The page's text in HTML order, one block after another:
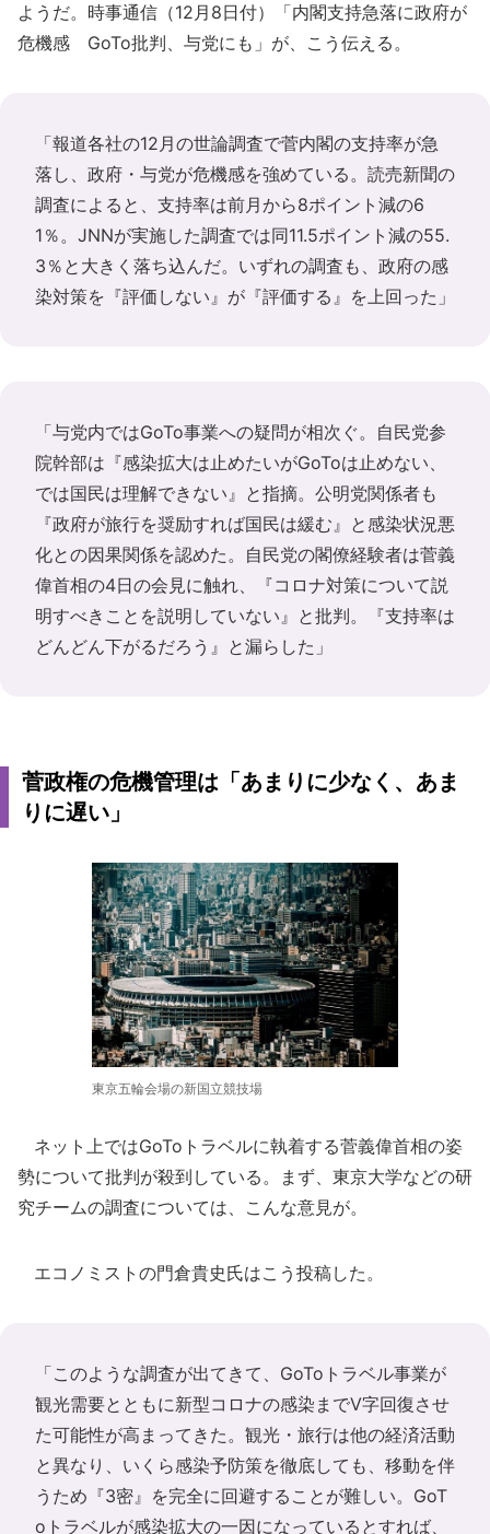
ようだ。時事通信（12月8日付）「内閣支持急落に政府が
危機感 GoTo批判、与党にも」が、こう伝える。
「報道各社の12月の世論調査で菅内閣の支持率が急
落し、政府・与党が危機感を強めている。読売新聞の
調査によると、支持率は前月から8ポイント減の6
1％。JNNが実施した調査では同11.5ポイント減の55.
3％と大きく落ち込んだ。いずれの調査も、政府の感
染対策を『評価しない』が『評価する』を上回った」
「与党内ではGoTo事業への疑問が相次ぐ。自民党参
院幹部は『感染拡大は止めたいがGoToは止めない、
では国民は理解できない』と指摘。公明党関係者も
『政府が旅行を奨励すれば国民は緩む』と感染状況悪
化との因果関係を認めた。自民党の閣僚経験者は菅義
偉首相の4日の会見に触れ、『コロナ対策について説
明すべきことを説明していない』と批判。『支持率は
どんどん下がるだろう』と漏らした」
菅政権の危機管理は「あまりに少なく、あま
りに遅い」
東京五輪会場の新国立競技場
ネット上ではGoToトラベルに執着する菅義偉首相の姿
勢について批判が殺到している。まず、東京大学などの研
究チームの調査については、こんな意見が。
エコノミストの門倉貴史氏はこう投稿した。
「このような調査が出てきて、GoToトラベル事業が
観光需要とともに新型コロナの感染までV字回復させ
た可能性が高まってきた。観光・旅行は他の経済活動
と異なり、いくら感染予防策を徹底しても、移動を伴
うため『3密』を完全に回避することが難しい。GoT
oトラベルが感染拡大の一因になっているとすれば、